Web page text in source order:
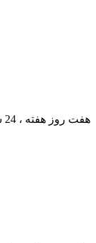
هفت روز هفته ، 24 ساعت شبانه‌روز پاسخگوی شما هستیم.